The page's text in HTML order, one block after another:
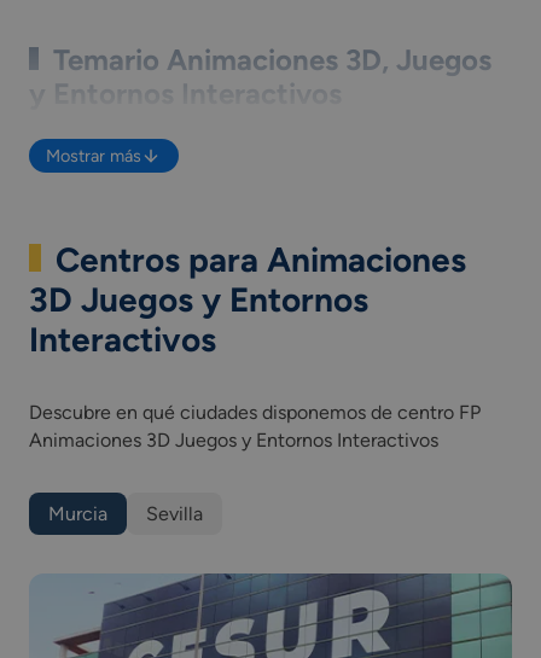
Temario Animaciones 3D, Juegos
y Entornos Interactivos
A continuación, te mostramos las
Técnico Superior en Animaciones 3D Juegos y
la guía informativa.
Proyectos de animación audiovisual 2D y 3D.
Diseño, dibujo y modelado para animación.
Animación de elementos 2D y 3D.
Desarrollo de proyectos multimedia interactivos.
Desarrollo de entornos interactivos multidispositivo.
audiovisuales.
Proyectos de animaciones 3D, juegos y entornos
Formación y orientación laboral.
Empresa e iniciativa emprendedora.
Formación en centro de trabajo.
Mostrar más
Centros para Animaciones
3D Juegos y Entornos
Interactivos
Descubre en qué ciudades disponemos de centro FP
Animaciones 3D Juegos y Entornos Interactivos
Murcia Sevilla